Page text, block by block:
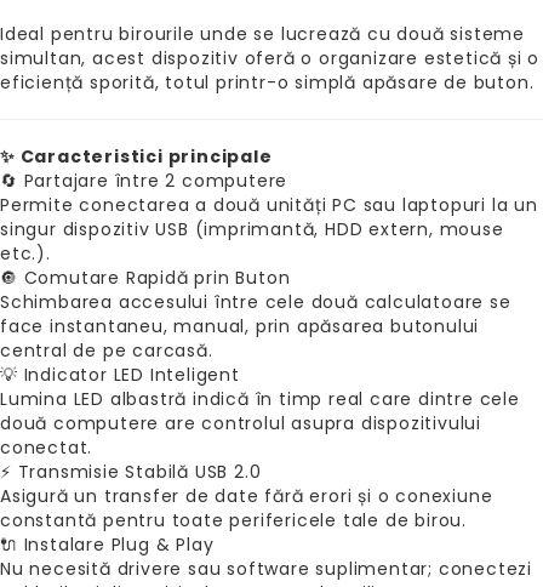
Ideal pentru birourile unde se lucrează cu două sisteme
simultan, acest dispozitiv oferă o organizare estetică și o
eficiență sporită, totul printr-o simplă apăsare de buton.
✨ Caracteristici principale
🔄 Partajare între 2 computere
Permite conectarea a două unități PC sau laptopuri la un
singur dispozitiv USB (imprimantă, HDD extern, mouse
etc.).
🔘 Comutare Rapidă prin Buton
Schimbarea accesului între cele două calculatoare se
face instantaneu, manual, prin apăsarea butonului
central de pe carcasă.
💡 Indicator LED Inteligent
Lumina LED albastră indică în timp real care dintre cele
două computere are controlul asupra dispozitivului
conectat.
⚡ Transmisie Stabilă USB 2.0
Asigură un transfer de date fără erori și o conexiune
constantă pentru toate perifericele tale de birou.
🔌 Instalare Plug & Play
Nu necesită drivere sau software suplimentar; conectezi